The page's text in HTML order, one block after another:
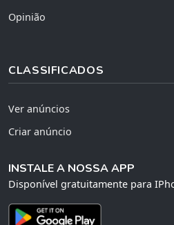
Opinião
CLASSIFICADOS
Ver anúncios
Criar anúncio
INSTALE A NOSSA APP
Disponível gratuitamente para